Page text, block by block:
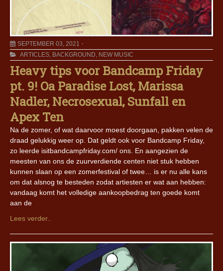
SEPTEMBER 03, 2021
ARTICLES, BACKGROUND, NEW MUSIC
Heavy tips voor Bandcamp Friday
pt. 9! Oa Paradise Lost, Marissa
Nadler, Necrosexual, Sunfall en
Apex Ten
Na de zomer, of wat daarvoor moest doorgaan, pakken velen de
draad gelukkig weer op. Dat geldt ook voor Bandcamp Friday,
zo leerde isitbandcampfriday.com/ ons. En aangezien de
meesten van ons de zuurverdiende centen niet stuk hebben
kunnen slaan op een zomerfestival of twee… is er nu alle kans
om dat alsnog te besteden zodat artiesten er wat aan hebben:
vandaag komt het volledige aankoopbedrag ten goede komt
aan de
Lees verder..